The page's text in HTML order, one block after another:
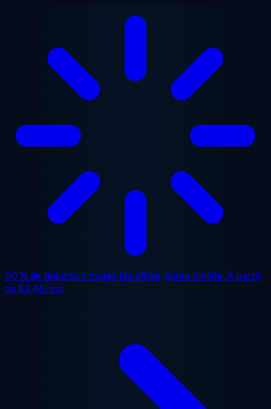
50 % de réduction toutes les offres, durée limitée. À partir
de$2.48/mo